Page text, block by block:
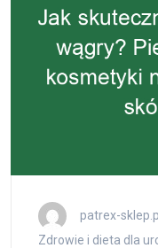
patrex-sklep.pl
Zdrowie i dieta dla